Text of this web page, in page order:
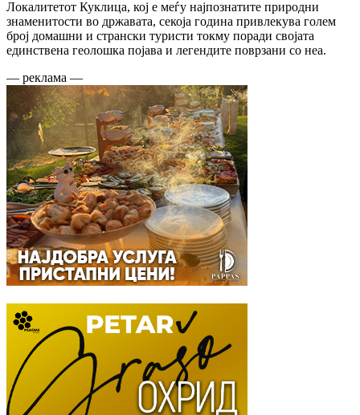
Локалитетот Куклица, кој е меѓу најпознатите природни
знаменитости во државата, секоја година привлекува голем
број домашни и странски туристи токму поради својата
единствена геолошка појава и легендите поврзани со неа.
— реклама —